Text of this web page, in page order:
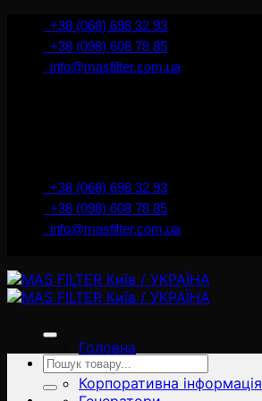
İçeriğe+38 (068) 698 32 93
+38 (098) 608 78 85
info@masfilter.com.ua
+38 (068) 698 32 93
+38 (098) 608 78 85
info@masfilter.com.ua
Головна
Товари
Корпоративна інформація
Ara: